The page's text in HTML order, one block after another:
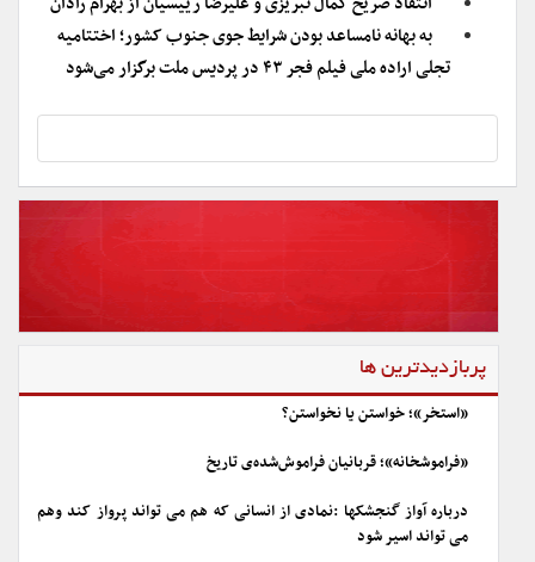
به بهانه نامساعد بودن شرایط جوی جنوب کشور؛ اختتامیه
تجلی اراده ملی فیلم فجر ۴۳ در پردیس ملت برگزار می‌شود
پربازدیدترین ها
«استخر»؛ خواستن یا نخواستن؟
«فراموشخانه»؛ قربانیان فراموش‌شده‌ی تاریخ
درباره آواز گنجشکها :نمادی از انسانی که هم می تواند پرواز کند وهم
می تواند اسیر شود